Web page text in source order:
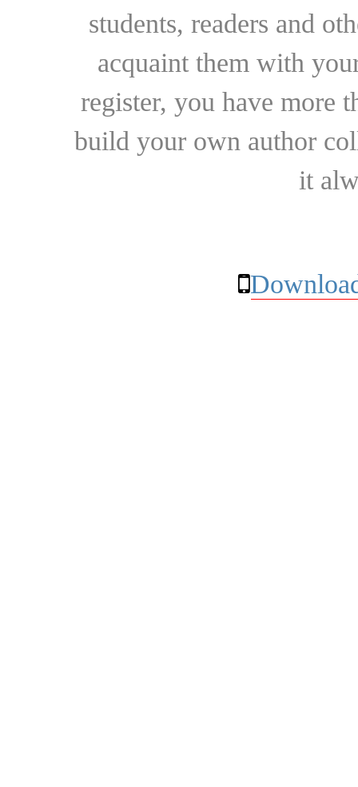
students, readers and
acquaint them with
register, you have more
build your own author
it